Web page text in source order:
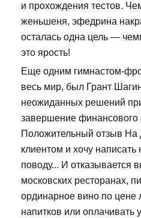
и прохождения тестов.
женьшеня, эфедрина
осталась одна цель —
это ярость!
Еще одним гимнастом-
весь мир, был Грант
неожиданных решений
завершение финансового
Положительный отзыв На
клиентом и хочу написать
поводу... И отказывается
московских ресторанах,
ординарное вино по цене
напитков или оплачивать